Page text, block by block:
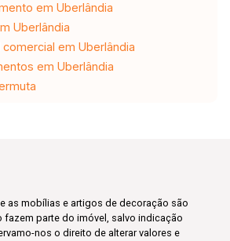
em Uberlândia
Uberlândia
em Uberlândia
em Uberlândia
as mobílias e artigos de decoração são
fazem parte do imóvel, salvo indicação
nos o direito de alterar valores e